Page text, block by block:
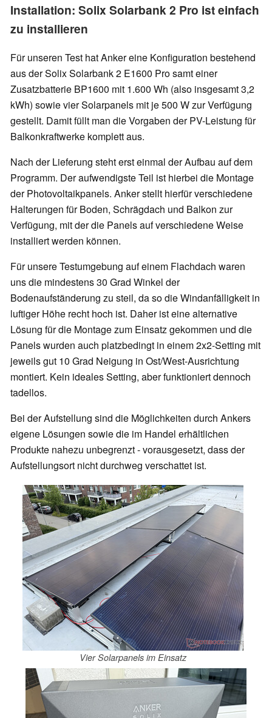
Installation: Solix Solarbank 2 Pro ist einfach
zu installieren
Für unseren Test hat Anker eine Konfiguration bestehend
aus der Solix Solarbank 2 E1600 Pro samt einer
Zusatzbatterie BP1600 mit 1.600 Wh (also insgesamt 3,2
kWh) sowie vier Solarpanels mit je 500 W zur Verfügung
gestellt. Damit füllt man die Vorgaben der PV-Leistung für
Balkonkraftwerke komplett aus.
Nach der Lieferung steht erst einmal der Aufbau auf dem
Programm. Der aufwendigste Teil ist hierbei die Montage
der Photovoltaikpanels. Anker stellt hierfür verschiedene
Halterungen für Boden, Schrägdach und Balkon zur
Verfügung, mit der die Panels auf verschiedene Weise
installiert werden können.
Für unsere Testumgebung auf einem Flachdach waren
uns die mindestens 30 Grad Winkel der
Bodenaufständerung zu steil, da so die Windanfälligkeit in
luftiger Höhe recht hoch ist. Daher ist eine alternative
Lösung für die Montage zum Einsatz gekommen und die
Panels wurden auch platzbedingt in einem 2x2-Setting mit
jeweils gut 10 Grad Neigung in Ost/West-Ausrichtung
montiert. Kein ideales Setting, aber funktioniert dennoch
tadellos.
Bei der Aufstellung sind die Möglichkeiten durch Ankers
eigene Lösungen sowie die im Handel erhältlichen
Produkte nahezu unbegrenzt - vorausgesetzt, dass der
Aufstellungsort nicht durchweg verschattet ist.
Vier Solarpanels im Einsatz